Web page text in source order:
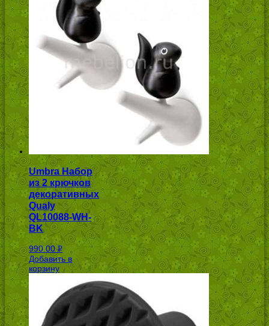
Umbra Набор
из 2 крючков
декоративных
Qualy
QL10088-WH-
BK
990.00Р
УБ.
Добавить в
корзину